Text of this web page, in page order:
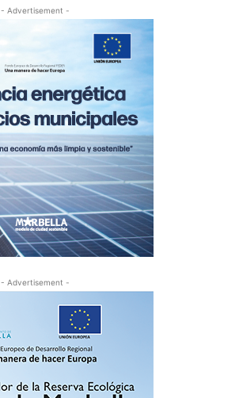
- Advertisement -
- Advertisement -